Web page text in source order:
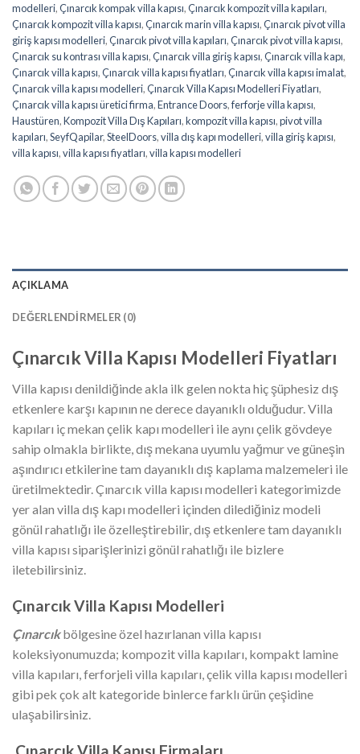
modelleri,Çınarcık kompak villa kapısı,Çınarcık kompozit villa kapıları,
Çınarcık kompozit villa kapısı,Çınarcık marin villa kapısı,Çınarcık pivot villa
giriş kapısı modelleri,Çınarcık pivot villa kapıları,Çınarcık pivot villa kapısı,
Çınarcık su kontrası villa kapısı,Çınarcık villa giriş kapısı,Çınarcık villa kapı,
Çınarcık villa kapısı,Çınarcık villa kapısı fiyatları,Çınarcık villa kapısı imalat,
Çınarcık villa kapısı modelleri,Çınarcık Villa Kapısı Modelleri Fiyatları,
Çınarcık villa kapısı üretici firma,Entrance Doors,ferforje villa kapısı,
Haustüren,Kompozit Villa Dış Kapıları,kompozit villa kapısı,pivot villa
kapıları,SeyfQapilar,SteelDoors,villa dış kapı modelleri,villa giriş kapısı,
villa kapısı,villa kapısı fiyatları,villa kapısı modelleri
AÇIKLAMA
DEĞERLENDIRMELER (0)
ÇınarcıkVilla Kapısı Modelleri Fiyatları
Villa kapısı denildiğinde akla ilk gelen nokta hiç şüphesiz dış
etkenlere karşı kapının ne derece dayanıklı olduğudur. Villa
kapıları iç mekan çelik kapı modelleri ile aynı çelik gövdeye
sahip olmakla birlikte, dış mekana uyumlu yağmur ve güneşin
aşındırıcı etkilerine tam dayanıklı dış kaplama malzemeleri ile
üretilmektedir. Çınarcık villa kapısı modelleri kategorimizde
yer alan villa dış kapı modelleri içinden dilediğiniz modeli
gönül rahatlığı ile özelleştirebilir, dış etkenlere tam dayanıklı
villa kapısı siparişlerinizi gönül rahatlığı ile bizlere
iletebilirsiniz.
ÇınarcıkVilla Kapısı Modelleri
Çınarcıkbölgesine özel hazırlanan villa kapısı
koleksiyonumuzda; kompozit villa kapıları, kompakt lamine
villa kapıları, ferforjeli villa kapıları, çelik villa kapısı modelleri
gibi pek çok alt kategoride binlerce farklı ürün çeşidine
ulaşabilirsiniz.
ÇınarcıkVilla Kapısı Firmaları